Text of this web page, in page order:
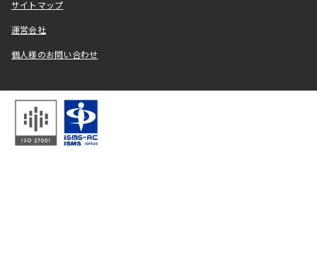
サイトマップ
運営会社
個人様のお問い合わせ